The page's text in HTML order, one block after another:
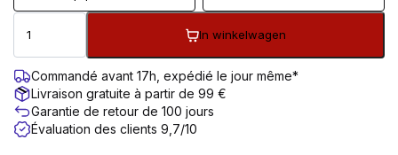
In winkelwagen
Commandé avant 17h, expédié le jour même*
Livraison gratuite à partir de 99 €
Garantie de retour de 100 jours
Évaluation des clients 9,7/10